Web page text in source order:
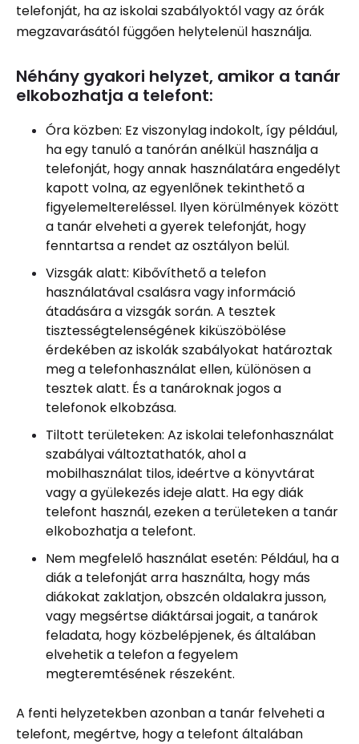
telefonját, ha az iskolai szabályoktól vagy az órák
megzavarásától függően helytelenül használja.
Néhány gyakori helyzet, amikor a tanár
elkobozhatja a telefont:
Óra közben: Ez viszonylag indokolt, így például,
ha egy tanuló a tanórán anélkül használja a
telefonját, hogy annak használatára engedélyt
kapott volna, az egyenlőnek tekinthető a
figyelemeltereléssel. Ilyen körülmények között
a tanár elveheti a gyerek telefonját, hogy
fenntartsa a rendet az osztályon belül.
Vizsgák alatt: Kibővíthető a telefon
használatával csalásra vagy információ
átadására a vizsgák során. A tesztek
tisztességtelenségének kiküszöbölése
érdekében az iskolák szabályokat határoztak
meg a telefonhasználat ellen, különösen a
tesztek alatt. És a tanároknak jogos a
telefonok elkobzása.
Tiltott területeken: Az iskolai telefonhasználat
szabályai változtathatók, ahol a
mobilhasználat tilos, ideértve a könyvtárat
vagy a gyülekezés ideje alatt. Ha egy diák
telefont használ, ezeken a területeken a tanár
elkobozhatja a telefont.
Nem megfelelő használat esetén: Például, ha a
diák a telefonját arra használta, hogy más
diákokat zaklatjon, obszcén oldalakra jusson,
vagy megsértse diáktársai jogait, a tanárok
feladata, hogy közbelépjenek, és általában
elvehetik a telefon a fegyelem
megteremtésének részeként.
A fenti helyzetekben azonban a tanár felveheti a
telefont, megértve, hogy a telefont általában